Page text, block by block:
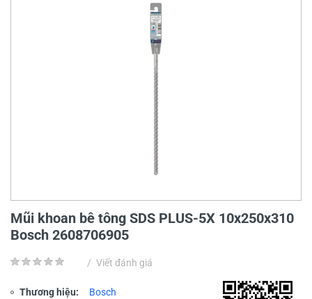
Mũi khoan bê tông SDS PLUS-5X 10x250x310
Bosch 2608706905
/ Viết đánh giá
Thương hiệu: Bosch